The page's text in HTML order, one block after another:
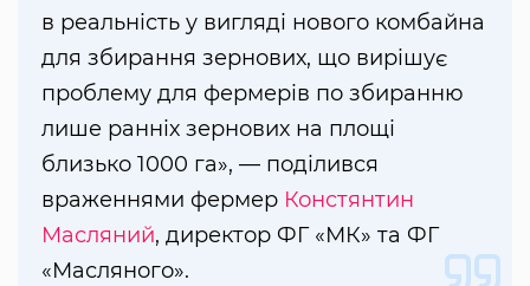
в реальність у вигляді нового комбайна
для збирання зернових, що вирішує
проблему для фермерів по збиранню
лише ранніх зернових на площі
близько 1000 га», — поділився
враженнями фермер Констянтин
Масляний, директор ФГ «МК» та ФГ
«Масляного».